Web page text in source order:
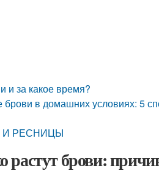
и за какое время?
брови в домашних условиях: 5
И РЕСНИЦЫ
растут брови: